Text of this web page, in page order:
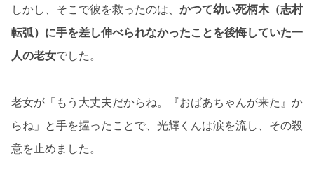
しかし、そこで彼を救ったのは、 かつて幼い死柄木（志村
転弧）に手を差し伸べられなかったことを後悔していた一
人の老女でした。
老女が「もう大丈夫だからね。『おばあちゃんが来た』か
らね」と手を握ったことで、光輝くんは涙を流し、その殺
意を止めました。